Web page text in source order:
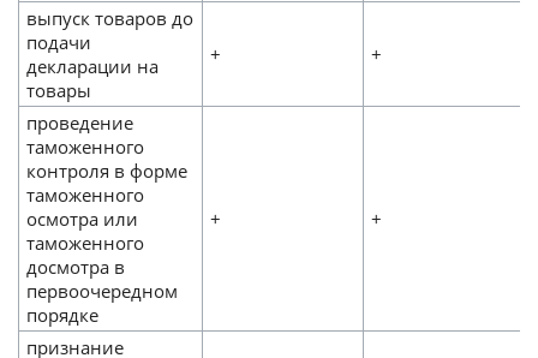
выпуск товаров до
подачи
декларации на
товары
+ +
проведение
таможенного
контроля в форме
таможенного
осмотра или
таможенного
досмотра в
первоочередном
порядке
+ +
признание